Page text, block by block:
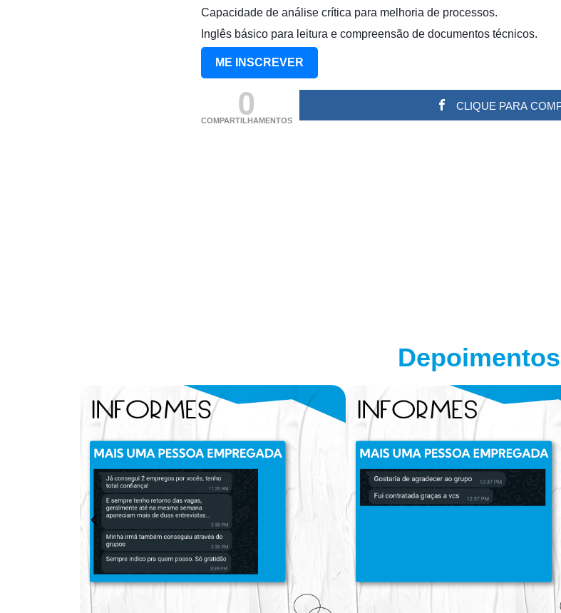
Capacidade de análise crítica para melhoria de processos.
Inglês básico para leitura e compreensão de documentos técnicos.
ME INSCREVER
0
COMPARTILHAMENTOS
CLIQUE PARA
Depoimentos